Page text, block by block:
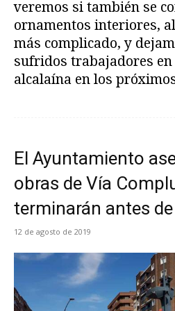
veremos si también se
ornamentos interiores,
más complicado, y
sufridos trabajadores
alcalaína en los
El Ayuntamiento
obras de Vía
terminarán antes
12 de agosto de 2019